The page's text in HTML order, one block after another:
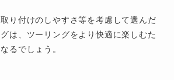
り付けのしやすさ等を考慮して選んだ
は、ツーリングをより快適に楽しむた
るでしょう。